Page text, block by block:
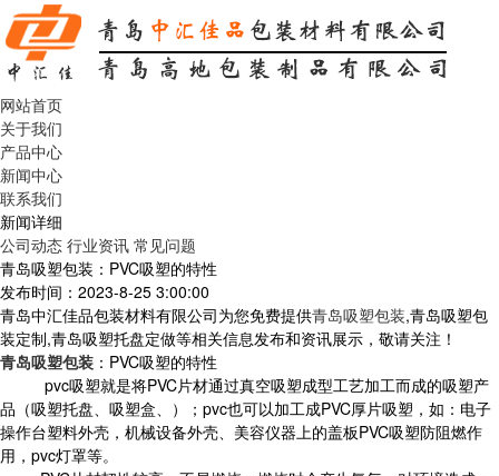
网站首页
关于我们
产品中心
新闻中心
联系我们
新闻详细
公司动态 行业资讯 常见问题
青岛吸塑包装：PVC吸塑的特性
发布时间：2023-8-25 3:00:00
青岛中汇佳品包装材料有限公司为您免费提供青岛吸塑包装,青岛吸塑包
装定制,青岛吸塑托盘定做等相关信息发布和资讯展示，敬请关注！
青岛吸塑包装 ：PVC吸塑的特性
pvc吸塑就是将PVC片材通过真空吸塑成型工艺加工而成的吸塑产
品（吸塑托盘、吸塑盒、）；pvc也可以加工成PVC厚片吸塑，如：电子
操作台塑料外壳，机械设备外壳、美容仪器上的盖板PVC吸塑防阻燃作
用，pvc灯罩等。